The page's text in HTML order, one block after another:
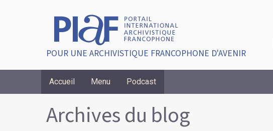
POUR UNE ARCHIVISTIQUE FRANCOPHONE D'AVENIR
Accueil Menu Podcast
Breadcrumbs
Archives du blog